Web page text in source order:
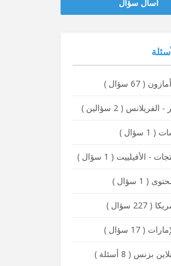
‫‫اسأل سؤال
(67 سؤال )
- الفريلانس (2 سؤالين )
( 1 سؤال )
- الأفيلييت ( 1 سؤال )
( 1 سؤال )
(227 سؤال )
(17 سؤال )
بزنس ( 8 أسئلة )